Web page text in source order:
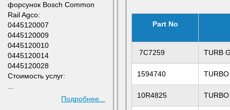
Part No
7C7259 TURB
1594740 TURBO
10R4825
форсунок Bosch Common
Rail Agco:
0445120007
0445120009
0445120010
0445120014
0445120028
Стоимость услуг:
Подробнее...